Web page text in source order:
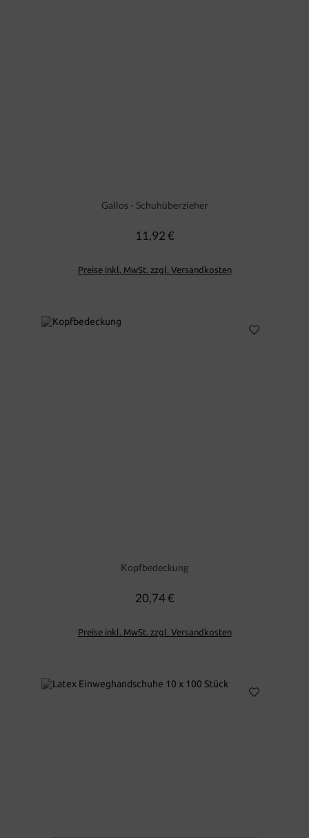
Gallos - Schuhüberzieher
Regulärer Preis:
11,92 €
Preise inkl. MwSt. zzgl. Versandkosten
Kopfbedeckung
Regulärer Preis:
20,74 €
Preise inkl. MwSt. zzgl. Versandkosten